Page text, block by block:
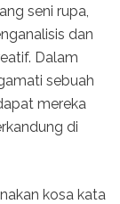
seni rupa,
dan
Dalam
sebuah
mereka
di
kosa kata